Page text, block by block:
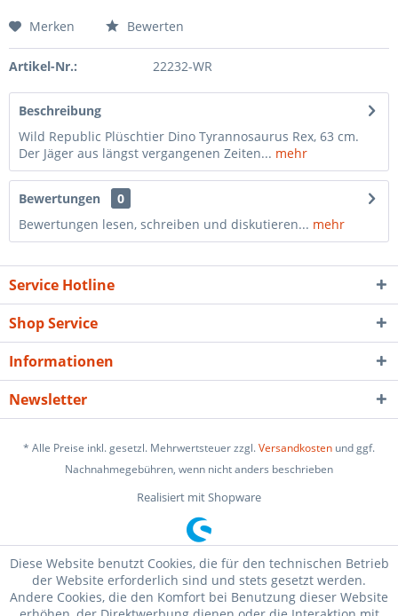
Merken Bewerten
Artikel-Nr.: 22232-WR
Beschreibung
Wild Republic Plüschtier Dino Tyrannosaurus Rex, 63 cm.
Der Jäger aus längst vergangenen Zeiten... mehr
Bewertungen
0
Bewertungen lesen, schreiben und diskutieren... mehr
Service Hotline
Shop Service
Informationen
Newsletter
* Alle Preise inkl. gesetzl. Mehrwertsteuer zzgl.Versandkosten und ggf.
Nachnahmegebühren, wenn nicht anders beschrieben
Realisiert mit Shopware
Diese Website benutzt Cookies, die für den technischen Betrieb
der Website erforderlich sind und stets gesetzt werden.
Andere Cookies, die den Komfort bei Benutzung dieser Website